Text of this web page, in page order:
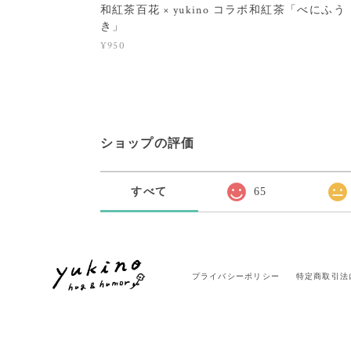
和紅茶百花 × yukino コラボ和紅茶「べにふう
き」
¥950
ショップの評価
すべて 65
プライバシーポリシー 特定商取引法